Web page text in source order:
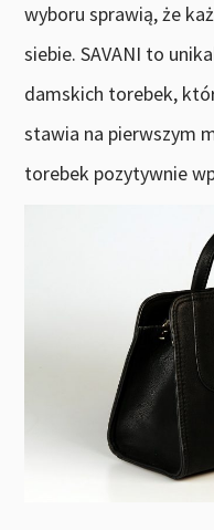
wyboru sprawią, że
siebie. SAVANI to
damskich torebek,
stawia na pierwszym
torebek pozytywnie